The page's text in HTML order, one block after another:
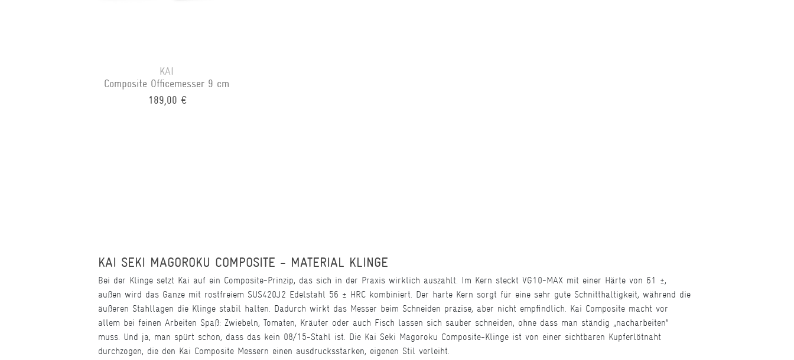
KAI
Composite Officemesser 9 cm
189,00 €
KAI SEKI MAGOROKU COMPOSITE - MATERIAL KLINGE
Bei der Klinge setzt Kai auf ein Composite-Prinzip, das sich in der Praxis wirklich auszahlt. Im Kern steckt VG10-MAX mit einer Härte von 61 ±,
außen wird das Ganze mit rostfreiem SUS420J2 Edelstahl 56 ± HRC kombiniert. Der harte Kern sorgt für eine sehr gute Schnitthaltigkeit, während die
äußeren Stahllagen die Klinge stabil halten. Dadurch wirkt das Messer beim Schneiden präzise, aber nicht empfindlich. Kai Composite macht vor
allem bei feinen Arbeiten Spaß: Zwiebeln, Tomaten, Kräuter oder auch Fisch lassen sich sauber schneiden, ohne dass man ständig „nacharbeiten“
muss. Und ja, man spürt schon, dass das kein 08/15-Stahl ist. Die Kai Seki Magoroku Composite-Klinge ist von einer sichtbaren Kupferlötnaht
durchzogen, die den Kai Composite Messern einen ausdrucksstarken, eigenen Stil verleiht.